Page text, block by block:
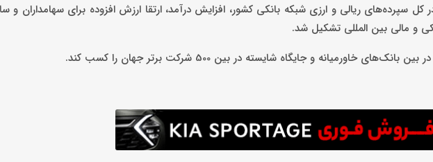
ریالی و ارزی شبکه بانکی کشور، افزایش درآمد، ارتقا ارزش افزوده برای سهامداران و
و مالی بین المللی تشکیل شد.